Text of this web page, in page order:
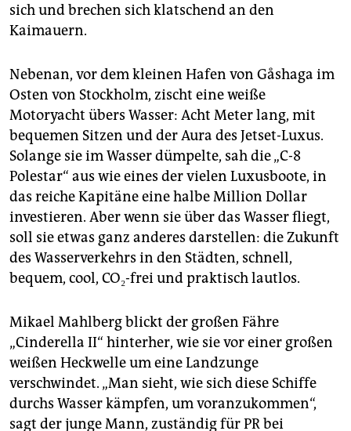
sich und brechen sich klatschend an den
Kaimauern.
Nebenan, vor dem kleinen Hafen von Gåshaga im
Osten von Stockholm, zischt eine weiße
Motoryacht übers Wasser: Acht Meter lang, mit
bequemen Sitzen und der Aura des Jetset-Luxus.
Solange sie im Wasser dümpelte, sah die „C-8
Polestar“ aus wie eines der vielen Luxusboote, in
das reiche Kapitäne eine halbe Million Dollar
investieren. Aber wenn sie über das Wasser fliegt,
soll sie etwas ganz anderes darstellen: die Zukunft
des Wasserverkehrs in den Städten, schnell,
bequem, cool, CO₂-frei und praktisch lautlos.
Mikael Mahlberg blickt der großen Fähre
„Cinderella II“ hinterher, wie sie vor einer großen
weißen Heckwelle um eine Landzunge
verschwindet. „Man sieht, wie sich diese Schiffe
durchs Wasser kämpfen, um voranzukommen“,
sagt der junge Mann, zuständig für PR bei